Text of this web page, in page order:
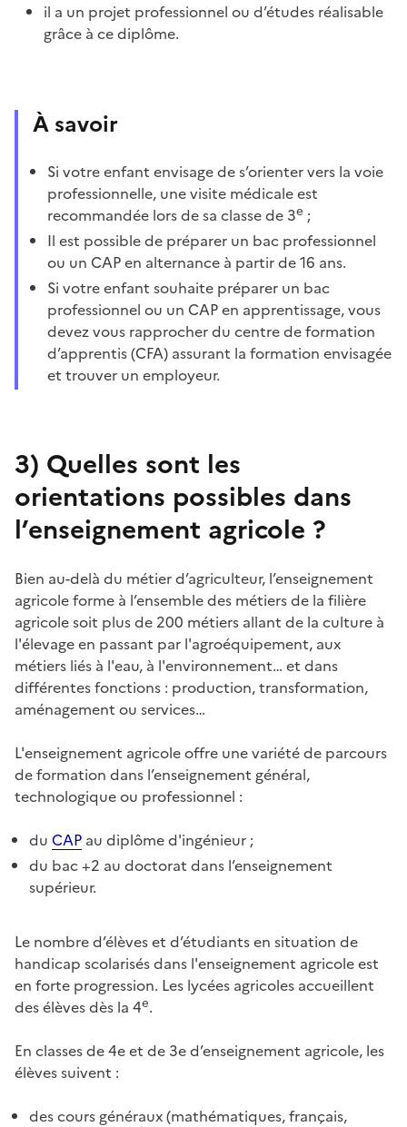
il a un projet professionnel ou d’études réalisable
grâce à ce diplôme.
À savoir
Si votre enfant envisage de s’orienter vers la voie
professionnelle, une visite médicale est
recommandée lors de sa classe de 3e ;
Il est possible de préparer un bac professionnel
ou un CAP en alternance à partir de 16 ans.
Si votre enfant souhaite préparer un bac
professionnel ou un CAP en apprentissage, vous
devez vous rapprocher du centre de formation
d’apprentis (CFA) assurant la formation envisagée
et trouver un employeur.
3) Quelles sont les
orientations possibles dans
l’enseignement agricole ?
Bien au-delà du métier d’agriculteur, l’enseignement
agricole forme à l’ensemble des métiers de la filière
agricole soit plus de 200 métiers allant de la culture à
l'élevage en passant par l'agroéquipement, aux
métiers liés à l'eau, à l'environnement… et dans
différentes fonctions : production, transformation,
aménagement ou services…
L'enseignement agricole offre une variété de parcours
de formation dans l’enseignement général,
technologique ou professionnel :
du CAP au diplôme d'ingénieur ;
du bac +2 au doctorat dans l’enseignement
supérieur.
Le nombre d’élèves et d’étudiants en situation de
handicap scolarisés dans l'enseignement agricole est
en forte progression. Les lycées agricoles accueillent
des élèves dès la 4e.
En classes de 4e et de 3e d’enseignement agricole, les
élèves suivent :
des cours généraux (mathématiques, français,